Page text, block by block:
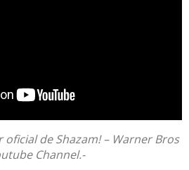
de Shazam! – Warner Bros
Channel.-